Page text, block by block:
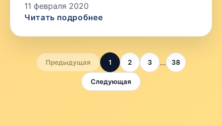
11 февраля 2020
Читать подробнее
Предыдущая 1 2 3 … 38
Следующая